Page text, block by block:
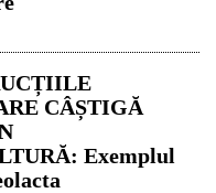
CÂȘTIGĂ
Exemplul